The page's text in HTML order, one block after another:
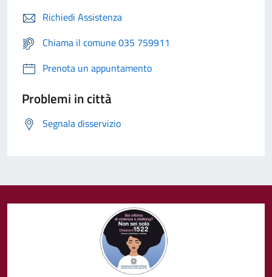
Richiedi Assistenza
Chiama il comune 035 759911
Prenota un appuntamento
Problemi in città
Segnala disservizio